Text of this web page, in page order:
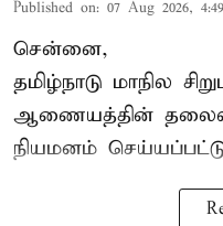
Published on: 07 Aug 2026,
சென்னை,
தமிழ்நாடு மாநில
ஆணையத்தின்
நியமனம்